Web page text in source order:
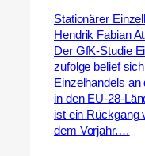
Stationärer
Hendrik Fabian
Der GfK-Studie
zufolge belief
Einzelhandels
in den EU-28-
ist ein Rückgang
dem Vorjahr.…